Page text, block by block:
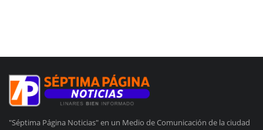
"Séptima Página Noticias" en un Medio de Comunicación de la ciudad